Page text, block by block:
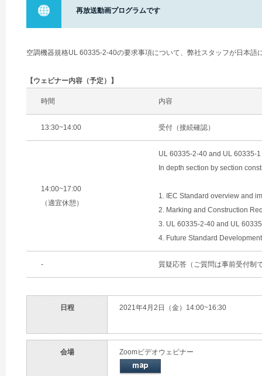
再放送動画プログラムです
空調機器規格UL 60335-2-40の要求事項について、弊社スタッフが日本語
【ウェビナー内容（予定）】
時間 内容
13:30~14:00 受付（接続確認）
14:00~17:00
（適宜休憩）
UL 60335-2-40 and UL 60335-1
In depth section by section
1. IEC Standard overview and
2. Marking and Construction
3. UL 60335-2-40 and UL
4. Future Standard Development
- 質疑応答（ご質問は事前受付制
日程 2021年4月2日（金）14:00~16:30
会場 Zoomビデオウェビナー